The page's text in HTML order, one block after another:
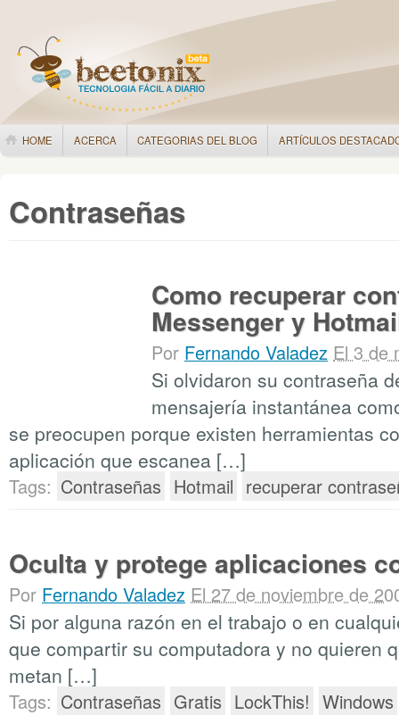
HOME ACERCA CATEGORIAS DEL BLOG ARTÍCULOS
Contraseñas
Como recuperar
Messenger y
Por Fernando Valadez El 3 de
Si olvidaron su contraseña
mensajería instantánea
se preocupen porque existen herramientas
aplicación que escanea […]
Tags: Contraseñas Hotmail recuperar
Oculta y protege aplicaciones
Por Fernando Valadez El 27 de noviembre de
Si por alguna razón en el trabajo o en
que compartir su computadora y no quieren
metan […]
Tags: Contraseñas Gratis LockThis! Windows